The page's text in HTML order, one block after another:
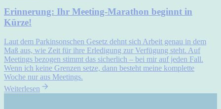
Erinnerung: Ihr Meeting-Marathon beginnt in
Kürze!
Laut dem Parkinsonschen Gesetz dehnt sich Arbeit genau in dem
Maß aus, wie Zeit für ihre Erledigung zur Verfügung steht. Auf
Meetings bezogen stimmt das sicherlich – bei mir auf jeden Fall.
Wenn ich keine Grenzen setze, dann besteht meine komplette
Woche nur aus Meetings.
Weiterlesen